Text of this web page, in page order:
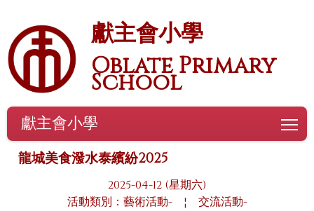
獻主會小學
Oblate Primary
School
獻主會小學
龍城美食潑水泰繽紛2025
2025-04-12 (星期六)
活動類別：藝術活動-
¦
交流活動-